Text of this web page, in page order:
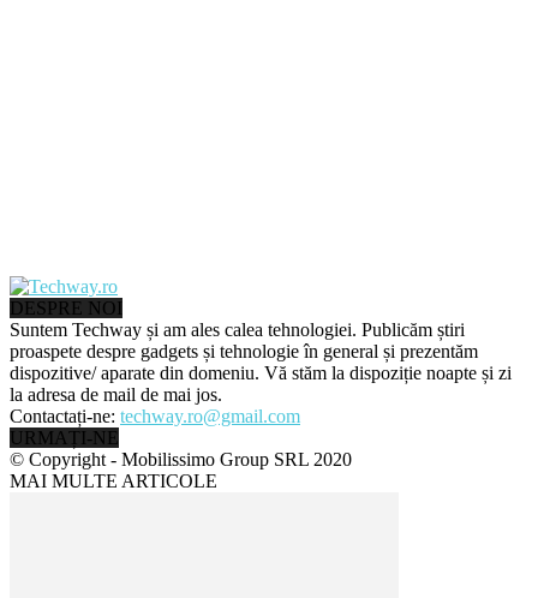
DESPRE NOI
Suntem Techway și am ales calea tehnologiei. Publicăm știri
proaspete despre gadgets și tehnologie în general și prezentăm
dispozitive/ aparate din domeniu. Vă stăm la dispoziție noapte și zi
la adresa de mail de mai jos.
Contactați-ne: techway.ro@gmail.com
URMAȚI-NE
© Copyright - Mobilissimo Group SRL 2020
MAI MULTE ARTICOLE